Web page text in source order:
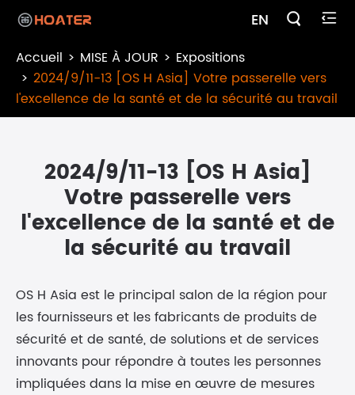
EN  
Accueil MISE À JOUR
Expositions
2024/9/11-13 [OS H Asia] Votre passerelle vers
l'excellence de la santé et de la sécurité au travail
2024/9/11-13 [OS H Asia]
Votre passerelle vers
l'excellence de la santé et de
la sécurité au travail
OS H Asia est le principal salon de la région pour
les fournisseurs et les fabricants de produits de
sécurité et de santé, de solutions et de services
innovants pour répondre à toutes les personnes
impliquées dans la mise en œuvre de mesures